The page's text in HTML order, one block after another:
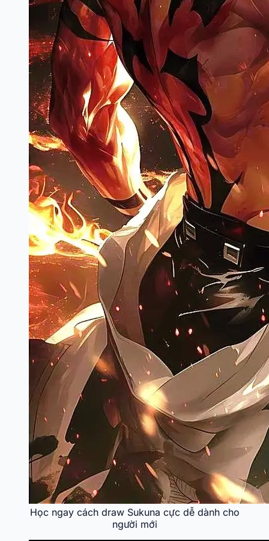
Học ngay cách draw Sukuna cực dễ dành cho
người mới